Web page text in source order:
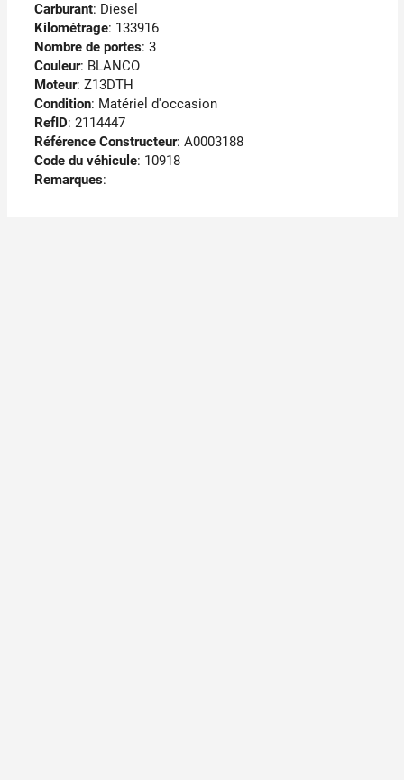
Carburant: Diesel
Kilométrage: 133916
Nombre de portes: 3
Couleur: BLANCO
Moteur: Z13DTH
Condition: Matériel d'occasion
RefID: 2114447
Référence Constructeur: A0003188
Code du véhicule: 10918
Remarques: